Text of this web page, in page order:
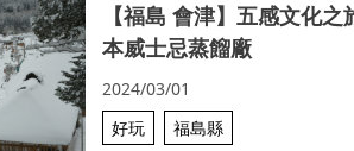
【福島 會津】五感文化
本威士忌蒸餾廠
2024/03/01
好玩
福島縣